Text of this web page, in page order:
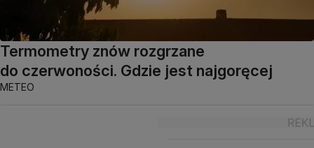
Termometry znów rozgrzane
do czerwoności. Gdzie jest najgoręcej
METEO